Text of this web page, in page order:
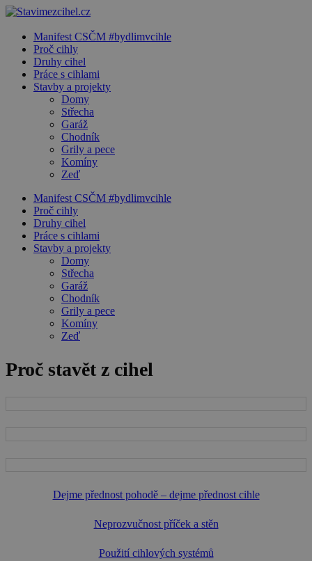
Manifest CSČM #bydlimvcihle
Proč cihly
Druhy cihel
Práce s cihlami
Stavby a projekty
Domy
Střecha
Garáž
Chodník
Grily a pece
Komíny
Zeď
Manifest CSČM #bydlimvcihle
Proč cihly
Druhy cihel
Práce s cihlami
Stavby a projekty
Domy
Střecha
Garáž
Chodník
Grily a pece
Komíny
Zeď
Proč stavět z cihel
Dejme přednost pohodě – dejme přednost cihle
Neprozvučnost příček a stěn
Použití cihlových systémů